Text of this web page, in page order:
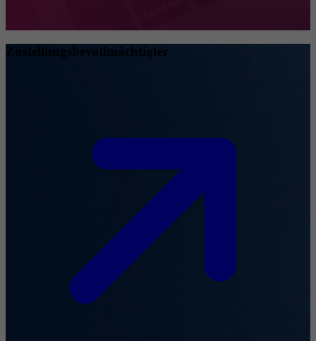
Zustellungsbevollmächtigter